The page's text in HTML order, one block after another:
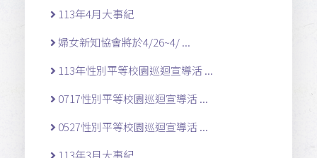
113年4月大事紀
婦女新知協會將於4/26~4/ ...
113年性別平等校園巡迴宣導活 ...
0717性別平等校園巡迴宣導活 ...
0527性別平等校園巡迴宣導活 ...
113年3月大事紀